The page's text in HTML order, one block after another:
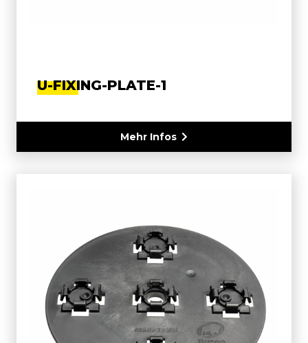
U-FIXING-PLATE-1
Mehr Infos